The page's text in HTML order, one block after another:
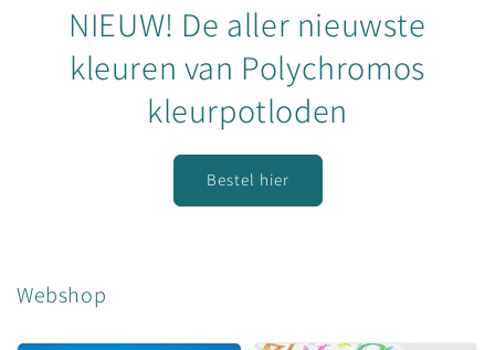
NIEUW! De aller nieuwste
kleuren van Polychromos
kleurpotloden
Bestel hier
Webshop